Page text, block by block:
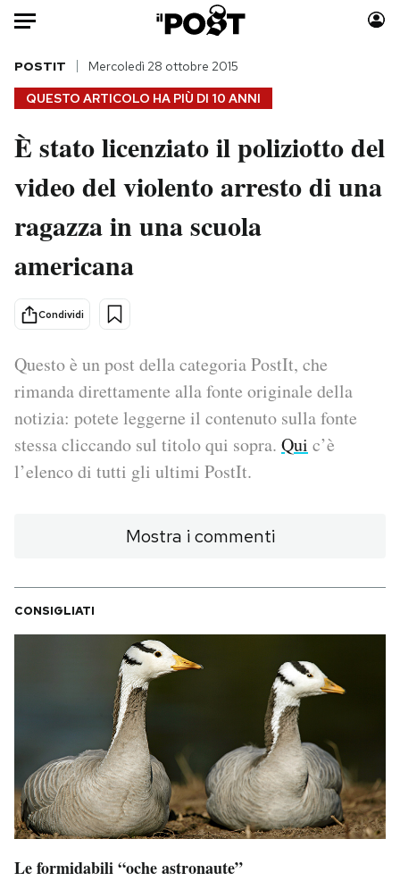
Auto
HOME
Italia
Politica
Tecnologia
Scienza
Cultura
Economia
Sport
Moda
Consumismi
Storie/Idee
Mondiali calcio 2026
PODCAST
SHOP
CALENDARIO
AREA PERSONALE
Area Personale
Newsletter
Notifiche mobile
Regala il Post
Hai bisogno di aiuto?
QUESTO ARTICOLO HA PIÙ DI 10 ANNI
POSTIT Mercoledì 28 ottobre 2015
È stato licenziato il poliziotto del
video del violento arresto di una
ragazza in una scuola
americana
Condividi
Questo è un post della categoria PostIt, che
rimanda direttamente alla fonte originale della
notizia: potete leggerne il contenuto sulla fonte
stessa cliccando sul titolo qui sopra. Qui c’è
l’elenco di tutti gli ultimi PostIt.
Mostra i commenti
CONSIGLIATI
Le formidabili “oche astronaute”